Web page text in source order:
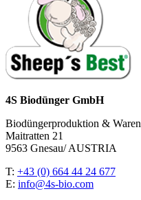
4S Biodünger GmbH
Biodüngerproduktion &
Maitratten 21
9563 Gnesau/ AUSTRIA
T: +43 (0) 664 44 24 677
E: info@4s-bio.com